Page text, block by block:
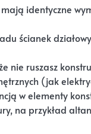
identyczne
ścianek
nie ruszasz
(jak
w elementy
na przykład